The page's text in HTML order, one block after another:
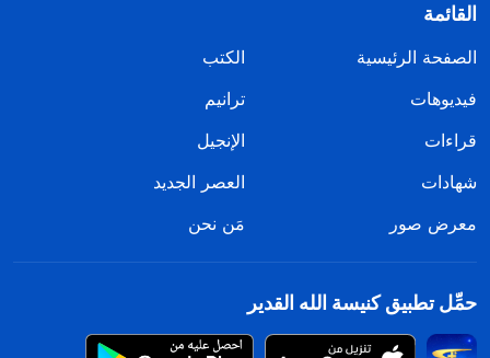
القائمة
الصفحة الرئيسية
الكتب
فيديوهات
ترانيم
قراءات
الإنجيل
شهادات
العصر الجديد
معرض صور
مَن نحن
حمِّل تطبيق كنيسة الله القدير